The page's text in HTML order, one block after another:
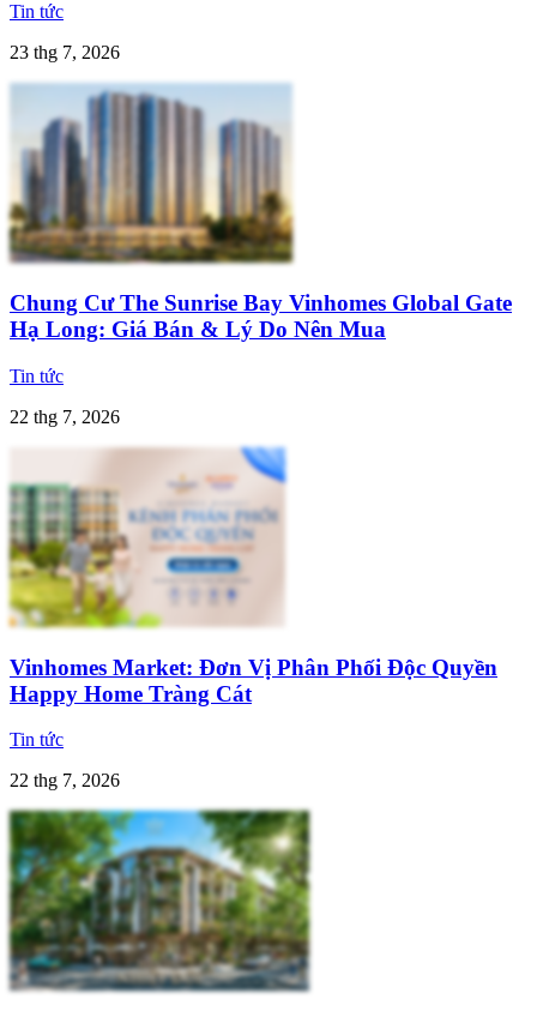
Tin tức
23 thg 7, 2026
Chung Cư The Sunrise Bay Vinhomes Global Gate
Hạ Long: Giá Bán & Lý Do Nên Mua
Tin tức
22 thg 7, 2026
Vinhomes Market: Đơn Vị Phân Phối Độc Quyền
Happy Home Tràng Cát
Tin tức
22 thg 7, 2026